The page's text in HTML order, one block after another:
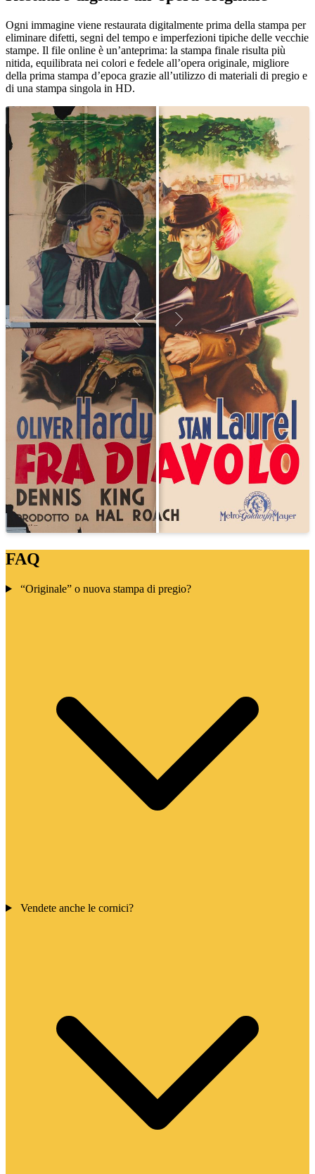
Ogni immagine viene restaurata digitalmente prima della stampa per
eliminare difetti, segni del tempo e imperfezioni tipiche delle vecchie
stampe. Il file online è un’anteprima: la stampa finale risulta più
nitida, equilibrata nei colori e fedele all’opera originale, migliore
della prima stampa d’epoca grazie all’utilizzo di materiali di pregio e
di una stampa singola in HD.
FAQ
“Originale” o nuova stampa di pregio?
Vendete anche le cornici?